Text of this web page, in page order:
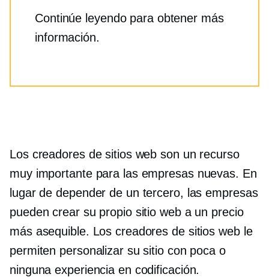
Continúe leyendo para obtener más
información.
Los creadores de sitios web son un recurso
muy importante para las empresas nuevas. En
lugar de depender de un tercero, las empresas
pueden crear su propio sitio web a un precio
más asequible. Los creadores de sitios web le
permiten personalizar su sitio con poca o
ninguna experiencia en codificación.